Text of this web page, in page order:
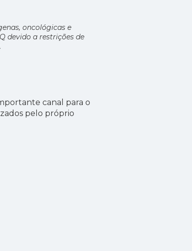
oncológicas e
devido a restrições de
canal para o
pelo próprio